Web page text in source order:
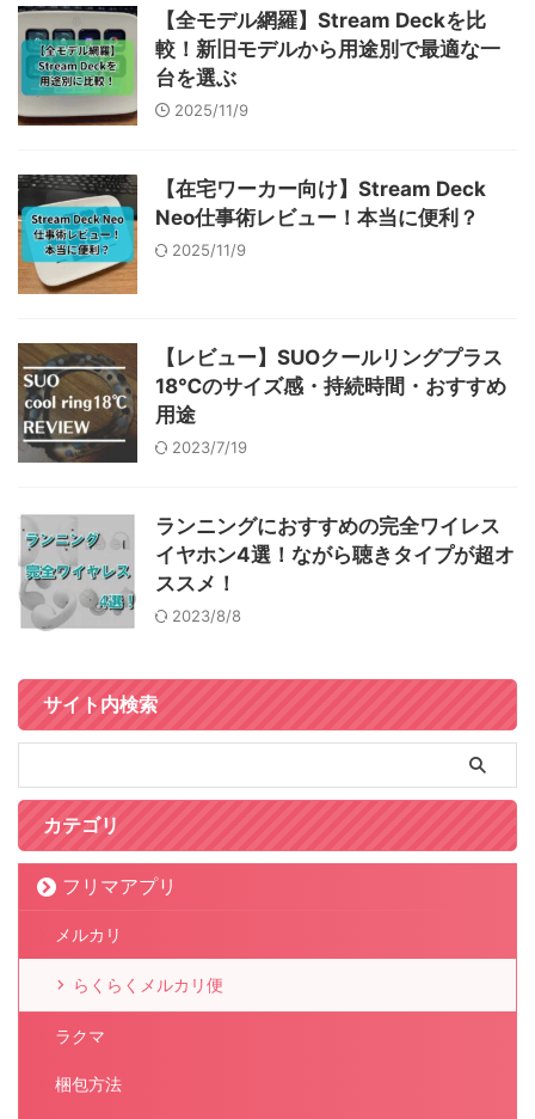
【全モデル網羅】Stream Deckを比
較！新旧モデルから用途別で最適な一
台を選ぶ
2025/11/9
【在宅ワーカー向け】Stream Deck
Neo仕事術レビュー！本当に便利？
2025/11/9
【レビュー】SUOクールリングプラス
18℃のサイズ感・持続時間・おすすめ
用途
2023/7/19
ランニングにおすすめの完全ワイレス
イヤホン4選！ながら聴きタイプが超オ
ススメ！
2023/8/8
サイト内検索
カテゴリ
フリマアプリ
メルカリ
らくらくメルカリ便
ラクマ
梱包方法